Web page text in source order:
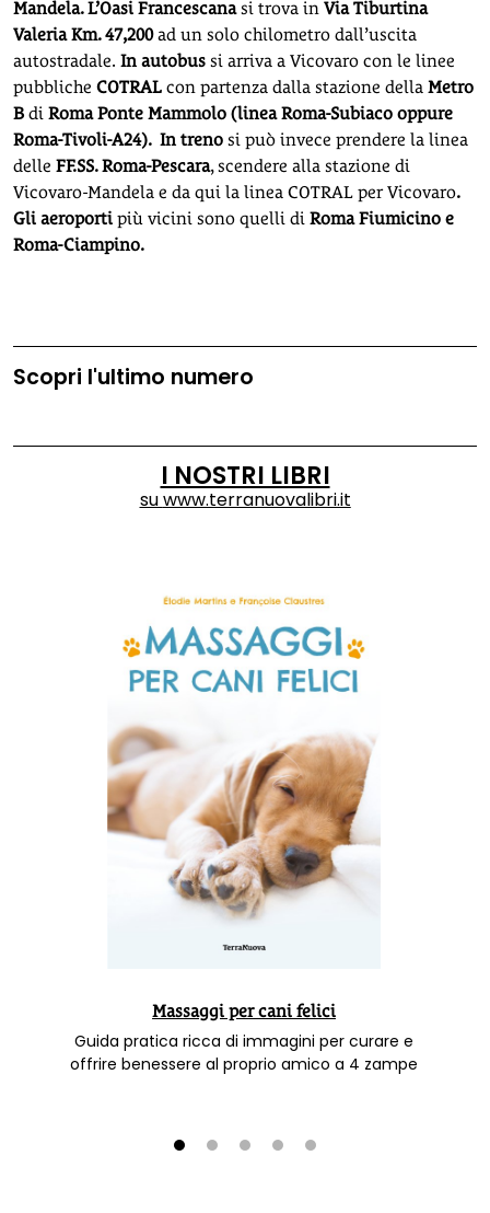
Mandela. L’Oasi Francescanasi trova in Via Tiburtina
Valeria Km. 47,200ad un solo chilometro dall’uscita
autostradale. In autobus si arriva a Vicovaro con le linee
pubbliche COTRAL con partenza dalla stazione della Metro
B di Roma Ponte Mammolo (linea Roma-Subiaco oppure
Roma-Tivoli-A24). In treno si può invece prendere la linea
delle FF.SS. Roma-Pescara, scendere alla stazione di
Vicovaro-Mandela e da qui la linea COTRAL per Vicovaro.
Gli aeroporti più vicini sono quelli di Roma Fiumicino e
Roma-Ciampino.
Scopri l'ultimo numero
I NOSTRI LIBRI
suwww.terranuovalibri.it
Massaggi per cani felici
Guida pratica ricca di immagini per curare e
offrire benessere al proprio amico a 4 zampe